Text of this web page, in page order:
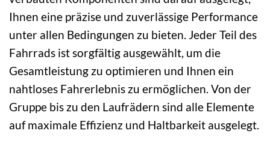
Ihnen eine präzise und zuverlässige Performance
unter allen Bedingungen zu bieten. Jeder Teil des
Fahrrads ist sorgfältig ausgewählt, um die
Gesamtleistung zu optimieren und Ihnen ein
nahtloses Fahrerlebnis zu ermöglichen. Von der
Gruppe bis zu den Laufrädern sind alle Elemente
auf maximale Effizienz und Haltbarkeit ausgelegt.